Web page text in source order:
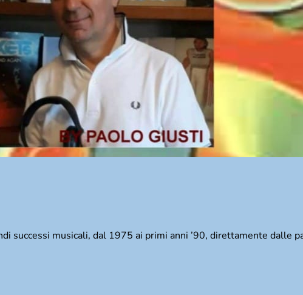
successi musicali, dal 1975 ai primi anni ’90, direttamente dalle